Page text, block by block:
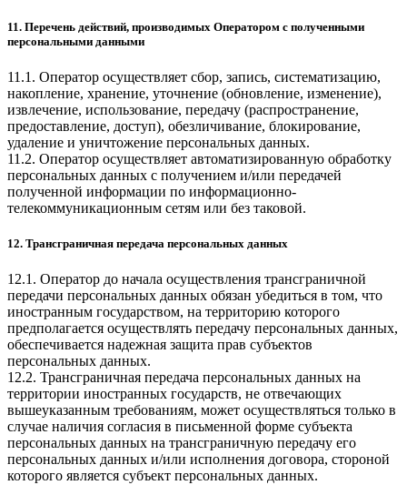
11. Перечень действий, производимых Оператором с полученными
персональными данными
11.1. Оператор осуществляет сбор, запись, систематизацию,
накопление, хранение, уточнение (обновление, изменение),
извлечение, использование, передачу (распространение,
предоставление, доступ), обезличивание, блокирование,
удаление и уничтожение персональных данных.
11.2. Оператор осуществляет автоматизированную обработку
персональных данных с получением и/или передачей
полученной информации по информационно-
телекоммуникационным сетям или без таковой.
12. Трансграничная передача персональных данных
12.1. Оператор до начала осуществления трансграничной
передачи персональных данных обязан убедиться в том, что
иностранным государством, на территорию которого
предполагается осуществлять передачу персональных данных,
обеспечивается надежная защита прав субъектов
персональных данных.
12.2. Трансграничная передача персональных данных на
территории иностранных государств, не отвечающих
вышеуказанным требованиям, может осуществляться только в
случае наличия согласия в письменной форме субъекта
персональных данных на трансграничную передачу его
персональных данных и/или исполнения договора, стороной
которого является субъект персональных данных.